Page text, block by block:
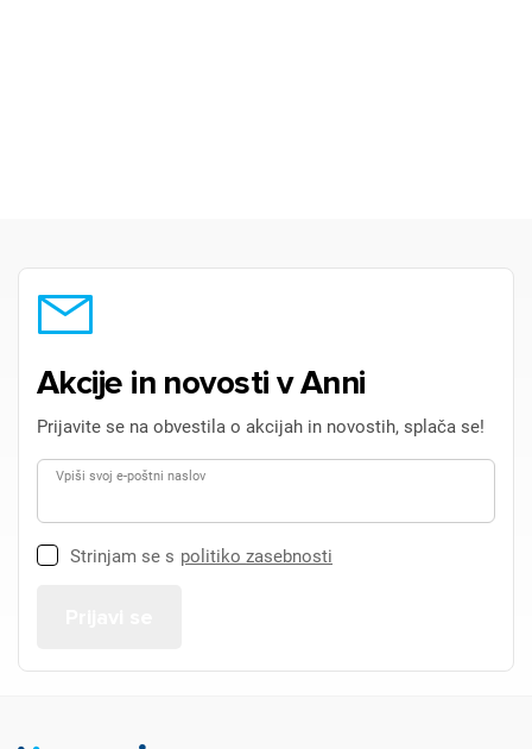
Akcije in novosti v Anni
Prijavite se na obvestila o akcijah in novostih, splača se!
Vpiši svoj e-poštni naslov
Strinjam se s politiko zasebnosti